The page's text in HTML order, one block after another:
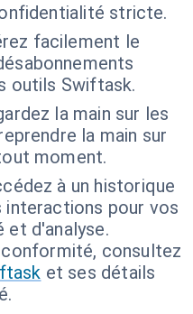
stricte.
facilement le
outils Swiftask.
la main sur les
la main sur
moment.
à un historique
pour vos
d'analyse.
consultez
et ses détails